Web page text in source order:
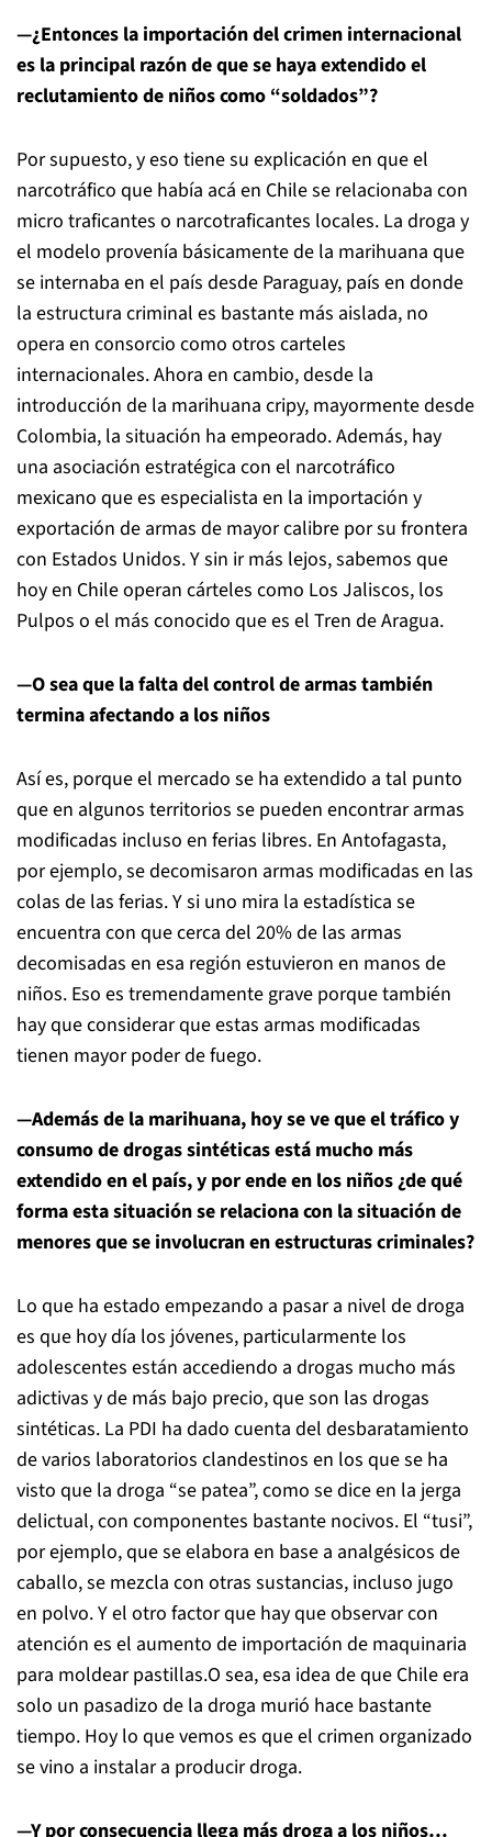
—¿Entonces la importación del crimen internacional
es la principal razón de que se haya extendido el
reclutamiento de niños como “soldados”?
Por supuesto, y eso tiene su explicación en que el
narcotráfico que había acá en Chile se relacionaba con
micro traficantes o narcotraficantes locales. La droga y
el modelo provenía básicamente de la marihuana que
se internaba en el país desde Paraguay, país en donde
la estructura criminal es bastante más aislada, no
opera en consorcio como otros carteles
internacionales. Ahora en cambio, desde la
introducción de la marihuana cripy, mayormente desde
Colombia, la situación ha empeorado. Además, hay
una asociación estratégica con el narcotráfico
mexicano que es especialista en la importación y
exportación de armas de mayor calibre por su frontera
con Estados Unidos. Y sin ir más lejos, sabemos que
hoy en Chile operan cárteles como Los Jaliscos, los
Pulpos o el más conocido que es el Tren de Aragua.
—O sea que la falta del control de armas también
termina afectando a los niños
Así es, porque el mercado se ha extendido a tal punto
que en algunos territorios se pueden encontrar armas
modificadas incluso en ferias libres. En Antofagasta,
por ejemplo, se decomisaron armas modificadas en las
colas de las ferias. Y si uno mira la estadística se
encuentra con que cerca del 20% de las armas
decomisadas en esa región estuvieron en manos de
niños. Eso es tremendamente grave porque también
hay que considerar que estas armas modificadas
tienen mayor poder de fuego.
—Además de la marihuana, hoy se ve que el tráfico y
consumo de drogas sintéticas está mucho más
extendido en el país, y por ende en los niños ¿de qué
forma esta situación se relaciona con la situación de
menores que se involucran en estructuras criminales?
Lo que ha estado empezando a pasar a nivel de droga
es que hoy día los jóvenes, particularmente los
adolescentes están accediendo a drogas mucho más
adictivas y de más bajo precio, que son las drogas
sintéticas. La PDI ha dado cuenta del desbaratamiento
de varios laboratorios clandestinos en los que se ha
visto que la droga “se patea”, como se dice en la jerga
delictual, con componentes bastante nocivos. El “tusi”,
por ejemplo, que se elabora en base a analgésicos de
caballo, se mezcla con otras sustancias, incluso jugo
en polvo. Y el otro factor que hay que observar con
atención es el aumento de importación de maquinaria
para moldear pastillas.O sea, esa idea de que Chile era
solo un pasadizo de la droga murió hace bastante
tiempo. Hoy lo que vemos es que el crimen organizado
se vino a instalar a producir droga.
—Y por consecuencia llega más droga a los niños…